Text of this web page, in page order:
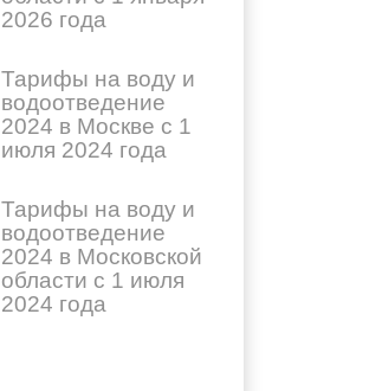
2026 года
Тарифы на воду и
водоотведение
2024 в Москве с 1
июля 2024 года
Тарифы на воду и
водоотведение
2024 в Московской
области с 1 июля
2024 года